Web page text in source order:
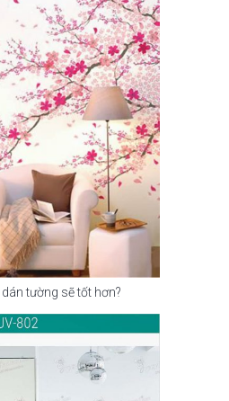
tường sẽ tốt hơn?